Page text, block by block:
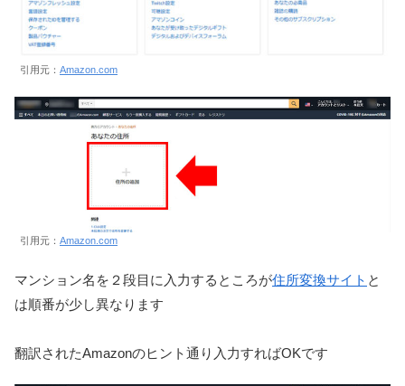
引用元： Amazon.com
引用元： Amazon.com
マンション名を２段目に入力するところが住所変換サイト と
は順番が少し異なります
翻訳されたAmazonのヒント通り入力すればOKです